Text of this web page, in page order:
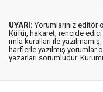
UYARI: Yorumlarınız editör
Küfür, hakaret, rencide edici
imla kuralları ile
harflerle yazılmış yorumlar
yazarları sorumludur.